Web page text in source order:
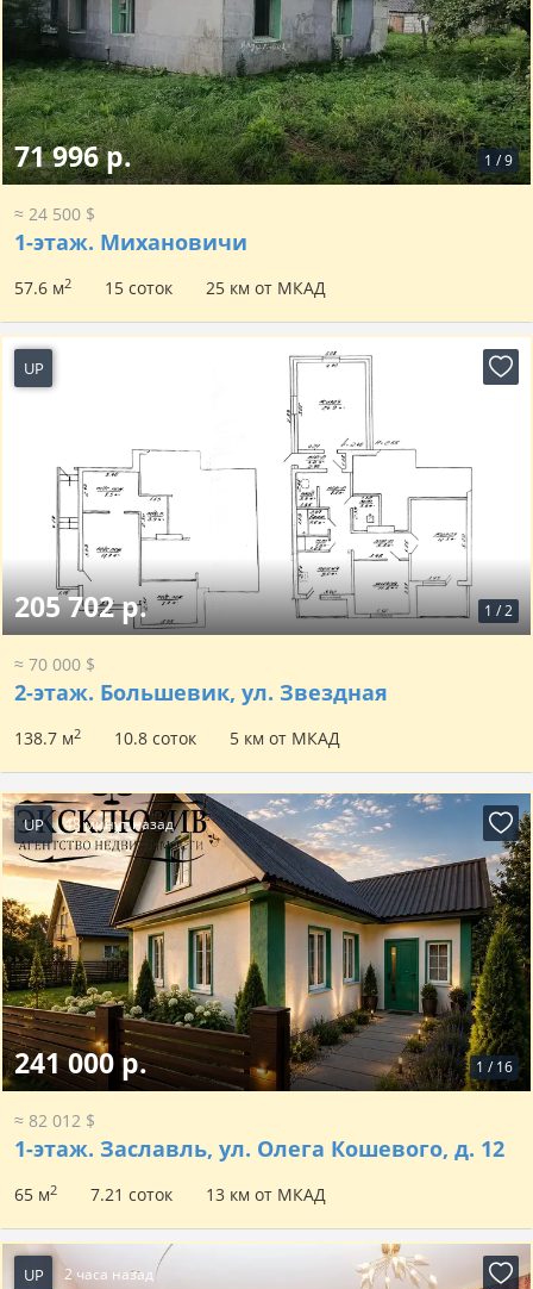
1 /9
71 996 р.
≈ 24 500 $
1-этаж. Михановичи
57.6 м2 15 соток 25 км от МКАД
UP
1 /2
205 702 р.
≈ 70 000 $
2-этаж. Большевик, ул. Звездная
138.7 м2 10.8 соток 5 км от МКАД
UP 48 минут назад
1 / 16
241 000 р.
≈ 82 012 $
1-этаж. Заславль, ул. Олега Кошевого, д. 12
65 м2 7.21 соток 13 км от МКАД
UP 2 часа назад